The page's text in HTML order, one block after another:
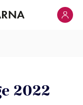
Klicka
2022